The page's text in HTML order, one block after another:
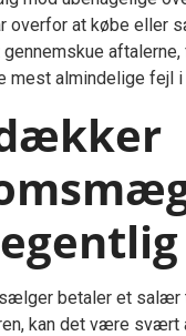
overfor at købe eller
mest almindelige fejl i
betaler et salær
kan det være svært